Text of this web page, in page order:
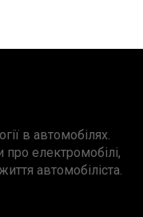
в автомобілях.
електромобілі,
автомобіліста.